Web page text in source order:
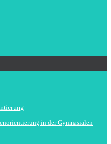
in der Gymnasialen